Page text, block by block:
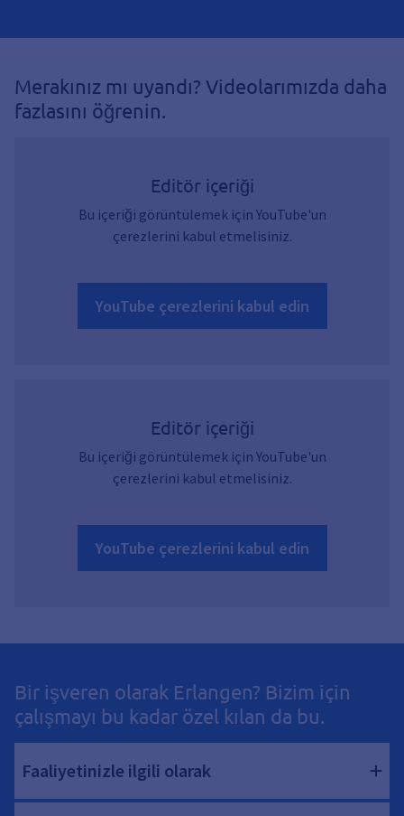
Merakınız mı uyandı? Videolarımızda daha
fazlasını öğrenin.
Editör içeriği
Bu içeriği görüntülemek için YouTube'un
çerezlerini kabul etmelisiniz.
YouTube çerezlerini kabul edin
Editör içeriği
Bu içeriği görüntülemek için YouTube'un
çerezlerini kabul etmelisiniz.
YouTube çerezlerini kabul edin
Bir işveren olarak Erlangen? Bizim için
çalışmayı bu kadar özel kılan da bu.
Faaliyetinizle ilgili olarak